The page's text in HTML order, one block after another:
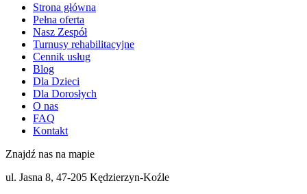
Strona główna
Pełna oferta
Nasz Zespół
Turnusy rehabilitacyjne
Cennik usług
Blog
Dla Dzieci
Dla Dorosłych
O nas
FAQ
Kontakt
Znajdź nas na mapie
ul. Jasna 8, 47-205 Kędzierzyn-Koźle